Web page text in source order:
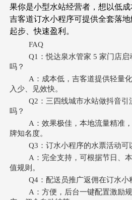
果你是小型水站经营者，想以低成
吉客道订水小程序可提供全套落
起步、快速盈利。
FAQ
Q1：悦达泉水管家 5 家门店
吗？
A：成本低，吉客道提供轻量
入少、见效快。
Q2：三四线城市水站做抖音
吗？
A：效果极佳，本地流量精准
牌知名度。
Q3：订水小程序的水票活动可
A：完全支持，可根据节日、
值规则。
Q4：配送员推广返佣在订水小
A：方便，后台一键配置激励